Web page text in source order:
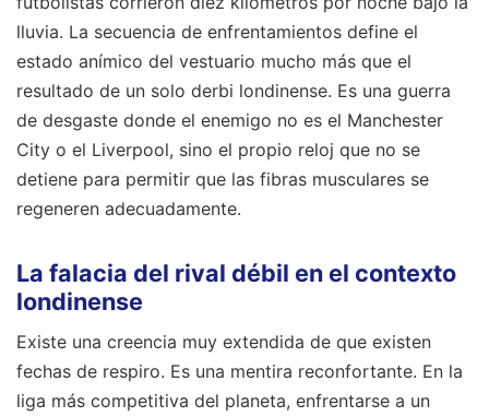
lluvia. La secuencia de enfrentamientos define el
estado anímico del vestuario mucho más que el
resultado de un solo derbi londinense. Es una guerra
de desgaste donde el enemigo no es el Manchester
City o el Liverpool, sino el propio reloj que no se
detiene para permitir que las fibras musculares se
regeneren adecuadamente.
La falacia del rival débil en el contexto
londinense
Existe una creencia muy extendida de que existen
fechas de respiro. Es una mentira reconfortante. En la
liga más competitiva del planeta, enfrentarse a un